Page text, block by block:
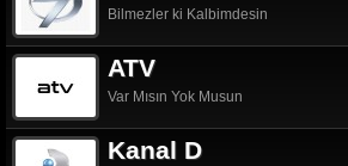
Bilmezler ki Kalbimdesin
ATV
Var Mısın Yok Musun
Kanal D